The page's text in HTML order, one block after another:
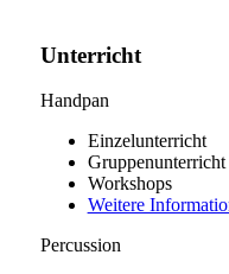
Unterricht
Handpan
Einzelunterricht
Gruppenunterricht
Workshops
Weitere
Percussion